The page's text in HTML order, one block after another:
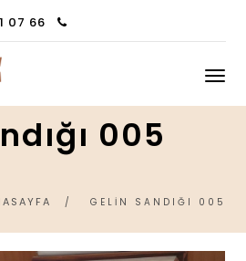
07 66
005
GELIN SANDIĞI 005